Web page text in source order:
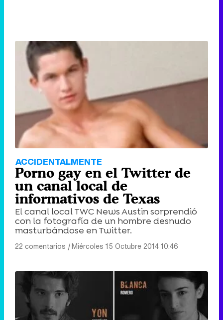
ACCIDENTALMENTE
Porno gay en el Twitter de
un canal local de
informativos de Texas
El canal local TWC News Austin sorprendió
con la fotografía de un hombre desnudo
masturbándose en Twitter.
22 comentarios |Miércoles 15 Octubre 2014 10:46